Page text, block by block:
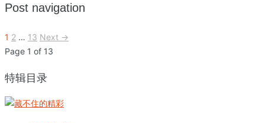
Post navigation
1 2 … 13 Next →
Page 1 of 13
特辑目录